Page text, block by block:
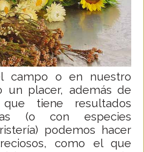
campo o en nuestro
un placer, además de
tiene resultados
(o con especies
podemos hacer
como el que